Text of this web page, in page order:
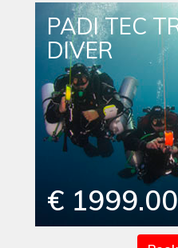
PADI TEC
DIVER
€ 1999.00